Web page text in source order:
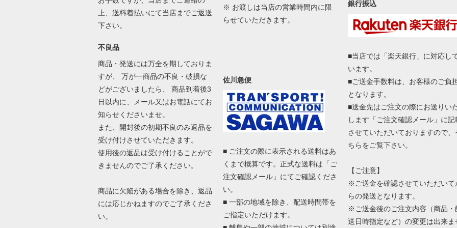
上、送料着払いにて当店までご返送
下さい。
不良品
商品・発送には万全を期しておりま
すが、 万が一商品の不良・破損な
どがございましたら、 商品到着後3
日以内に、メール又はお電話にてお
知らせくださいませ。
また、開封後の初期不良のみ返品を
受け付けさせていただきます。
使用後の返品は受け付けることがで
きませんのでご了承ください。
商品に欠陥がある場合を除き、返品
には応じかねますのでご了承くださ
い。
※ お渡しは当店の営業時間内に限
らせていただきます。
佐川急便
■ ご注文の際に表示される送料はあ
くまで概算です。正式な送料は「ご
注文確認メール」にてご確認くださ
い。
■ 一部の地域を除き、配送時間帯を
ご指定いただけます。
銀行振込
■当店では「楽天銀行」に対応し
います。
■ご送金手数料は、お客様のご負
となります。
■送金先はご注文の際にお送りい
します「ご注文確認メール」に記
させていただいておりますので、
ちらをご覧下さい。
【ご注意】
※ご送金を確認させていただいて
らの発送となります。
※ご送金後のご注文内容（商品・
送日時指定など）の変更は出来ま